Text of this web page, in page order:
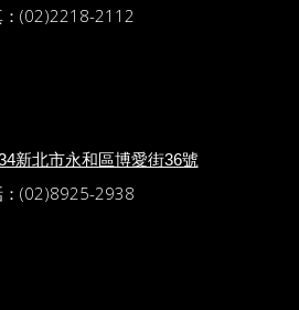
：(02)2218-2112
新北市永和區博愛街36號
：(02)8925-2938